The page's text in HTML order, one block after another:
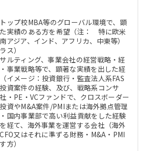
ップ校MBA等のグローバル環境で、顕
実績のある方を希望（注： 特に欧米
アジア、インド、アフリカ、中東等）
ス）
ルティング、事業会社の経営戦略・経
事業戦略等で、顕著な実績を出した経
イメージ：投資銀行・監査法人系FAS
資案件の経験、及び、戦略系コンサ
・PE・VCファンドで、クロスボーダー
資やM&A案件/PMIまたは海外拠点管理
国内事業部で高い利益貢献をした経験
経て、海外事業を運営する会社（海外
又はそれに準ずる財務・M&A・PMI
方）